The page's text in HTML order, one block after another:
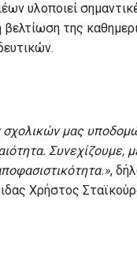
υλοποιεί
βελτίωση της
μας
Συνεχίζουμε,
,
Χρήστος